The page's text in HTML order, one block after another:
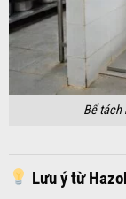
Bể tách
Lưu ý từ